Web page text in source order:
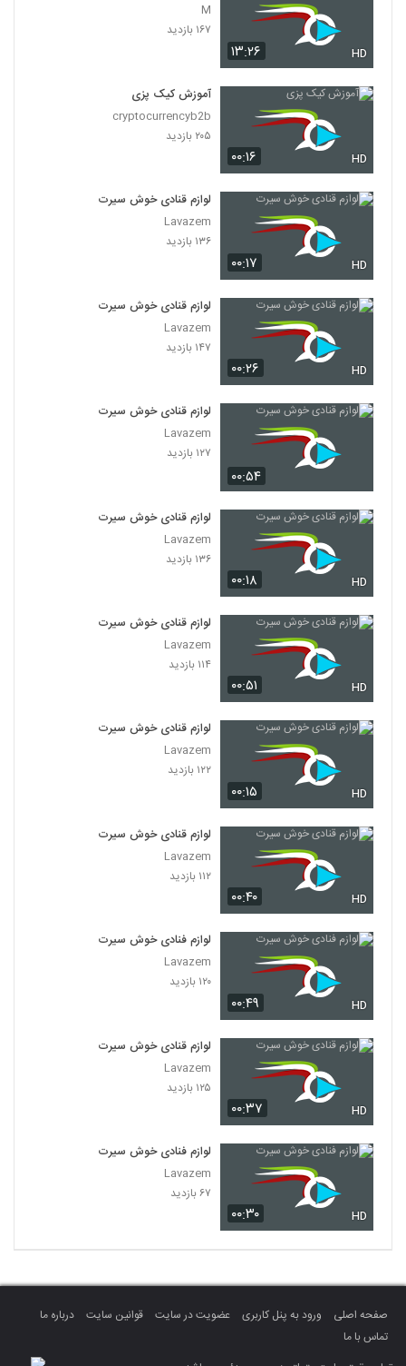
۱۳:۲۶ HD
M
۱۶۷ بازدید
۰۰:۱۶ HD
آموزش کیک پزی
cryptocurrencyb2b
۲۰۵ بازدید
۰۰:۱۷ HD
لوازم قنادی خوش سیرت
Lavazem
۱۳۶ بازدید
۰۰:۲۶ HD
لوازم قنادی خوش سیرت
Lavazem
۱۴۷ بازدید
۰۰:۵۴
لوازم قنادی خوش سیرت
Lavazem
۱۲۷ بازدید
۰۰:۱۸ HD
لوازم قنادی خوش سیرت
Lavazem
۱۳۶ بازدید
۰۰:۵۱ HD
لوازم قنادی خوش سیرت
Lavazem
۱۱۴ بازدید
۰۰:۱۵ HD
لوازم قنادی خوش سیرت
Lavazem
۱۲۲ بازدید
۰۰:۴۰ HD
لوازم قنادی خوش سیرت
Lavazem
۱۱۲ بازدید
۰۰:۴۹ HD
لوازم فنادی خوش سیرت
Lavazem
۱۲۰ بازدید
۰۰:۳۷ HD
لوازم قنادی خوش سیرت
Lavazem
۱۲۵ بازدید
۰۰:۳۰ HD
لوازم فنادی خوش سیرت
Lavazem
۶۷ بازدید
صفحه اصلی ورود به پنل کاربری عضویت در سایت قوانین سایت
درباره ما
تماس با ما